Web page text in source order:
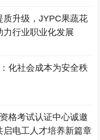
质升级，JYPC果蔬花
力行业职业化发展
化社会成本为安全秩
格考试认证中心诚邀
启电工人才培养新篇章